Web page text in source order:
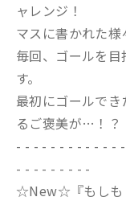
ャレンジ！
マスに書かれた様
毎回、ゴールを
す。
最初にゴールで
るご褒美が…！？
- - - - - - - - - - - -
- - - - - - - - -
☆New☆『もしも